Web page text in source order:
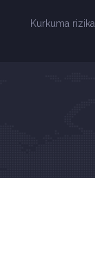
Kurkuma rizika